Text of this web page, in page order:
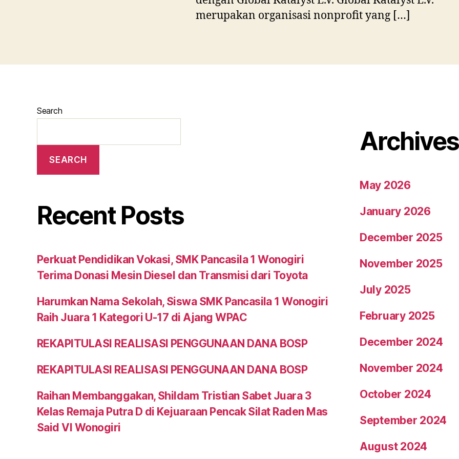
merupakan organisasi nonprofit yang […]
Search
SEARCH
Recent Posts
Perkuat Pendidikan Vokasi, SMK Pancasila 1 Wonogiri
Terima Donasi Mesin Diesel dan Transmisi dari Toyota
Harumkan Nama Sekolah, Siswa SMK Pancasila 1 Wonogiri
Raih Juara 1 Kategori U-17 di Ajang WPAC
REKAPITULASI REALISASI PENGGUNAAN DANA BOSP
REKAPITULASI REALISASI PENGGUNAAN DANA BOSP
Raihan Membanggakan, Shildam Tristian Sabet Juara 3
Kelas Remaja Putra D di Kejuaraan Pencak Silat Raden Mas
Said VI Wonogiri
Archives
May 2026
January 2026
December 2025
November 2025
July 2025
February 2025
December 2024
November 2024
October 2024
September 2024
August 2024